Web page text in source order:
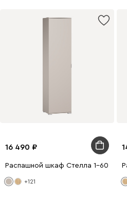
16 490
Распашной шкаф Стелла 1-60x240
+121